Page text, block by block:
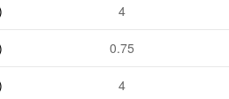
4
0.75
4